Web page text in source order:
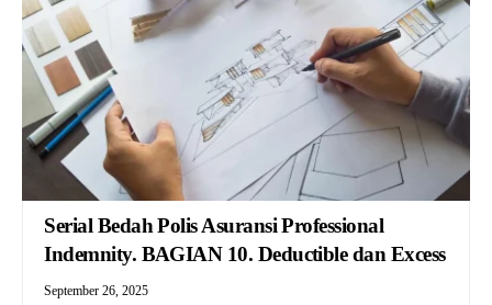
Serial Bedah Polis Asuransi Professional
Indemnity. BAGIAN 10. Deductible dan Excess
September 26, 2025